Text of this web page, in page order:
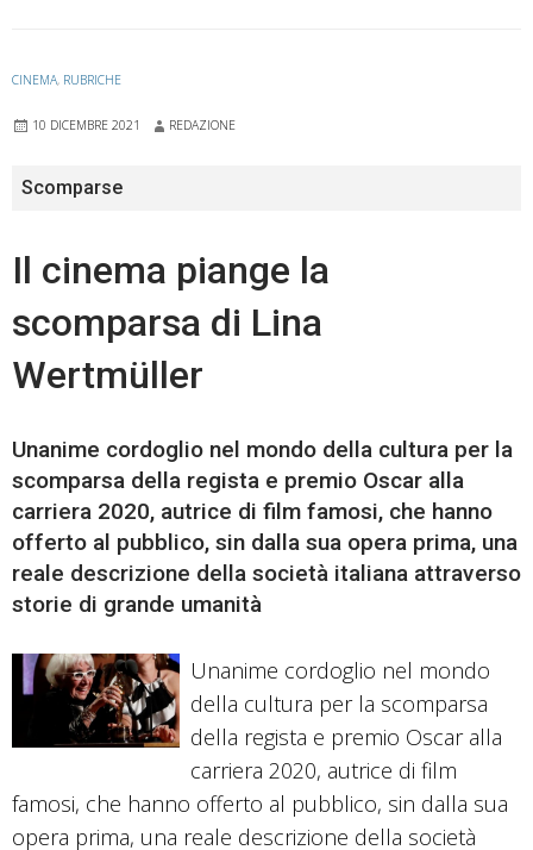
CINEMA, RUBRICHE
10 DICEMBRE 2021 REDAZIONE
Scomparse
Il cinema piange la
scomparsa di Lina
Wertmüller
Unanime cordoglio nel mondo della cultura per la
scomparsa della regista e premio Oscar alla
carriera 2020, autrice di film famosi, che hanno
offerto al pubblico, sin dalla sua opera prima, una
reale descrizione della società italiana attraverso
storie di grande umanità
Unanime cordoglio nel mondo
della cultura per la scomparsa
della regista e premio Oscar alla
carriera 2020, autrice di film
famosi, che hanno offerto al pubblico, sin dalla sua
opera prima, una reale descrizione della società